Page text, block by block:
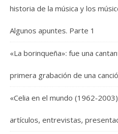
historia de la música y los
Algunos apuntes. Parte 1
«La borinqueña»: fue una
primera grabación de una
«Celia en el mundo (1962-
artículos, entrevistas,